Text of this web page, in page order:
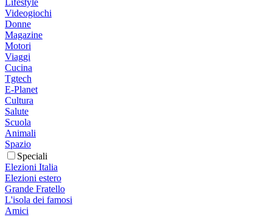
Lifestyle
Videogiochi
Donne
Magazine
Motori
Viaggi
Cucina
Tgtech
E-Planet
Cultura
Salute
Scuola
Animali
Spazio
Speciali
Elezioni Italia
Elezioni estero
Grande Fratello
L'isola dei famosi
Amici